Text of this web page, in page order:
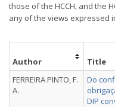
those of the HCCH, and the
any of the views expressed
Author Title
FERREIRA PINTO, F.
A.
Do
DIP